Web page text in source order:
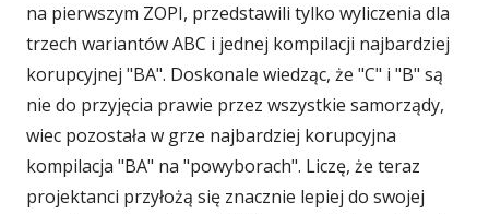
na pierwszym ZOPI, przedstawili tylko wyliczenia dla
trzech wariantów ABC i jednej kompilacji najbardziej
korupcyjnej "BA". Doskonale wiedząc, że "C" i "B" są
nie do przyjęcia prawie przez wszystkie samorządy,
wiec pozostała w grze najbardziej korupcyjna
kompilacja "BA" na "powyborach". Liczę, że teraz
projektanci przyłożą się znacznie lepiej do swojej